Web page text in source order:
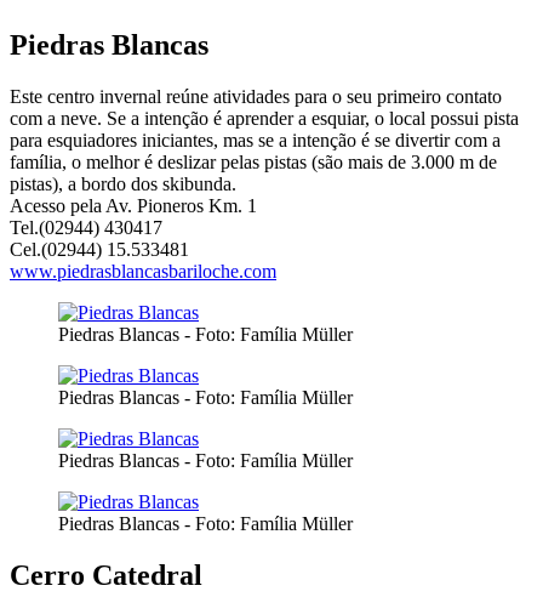
Piedras Blancas
Este centro invernal reúne atividades para o seu primeiro contato
com a neve. Se a intenção é aprender a esquiar, o local possui pista
para esquiadores iniciantes, mas se a intenção é se divertir com a
família, o melhor é deslizar pelas pistas (são mais de 3.000 m de
pistas), a bordo dos skibunda.
Acesso pela Av. Pioneros Km. 1
Tel.(02944) 430417
Cel.(02944) 15.533481
www.piedrasblancasbariloche.com
Piedras Blancas - Foto: Família Müller
Piedras Blancas - Foto: Família Müller
Piedras Blancas - Foto: Família Müller
Piedras Blancas - Foto: Família Müller
Cerro Catedral